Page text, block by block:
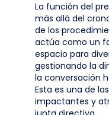
La función del
más allá del
de los
actúa como un
espacio para
gestionando la
la conversación
Esta es una de
impactantes y